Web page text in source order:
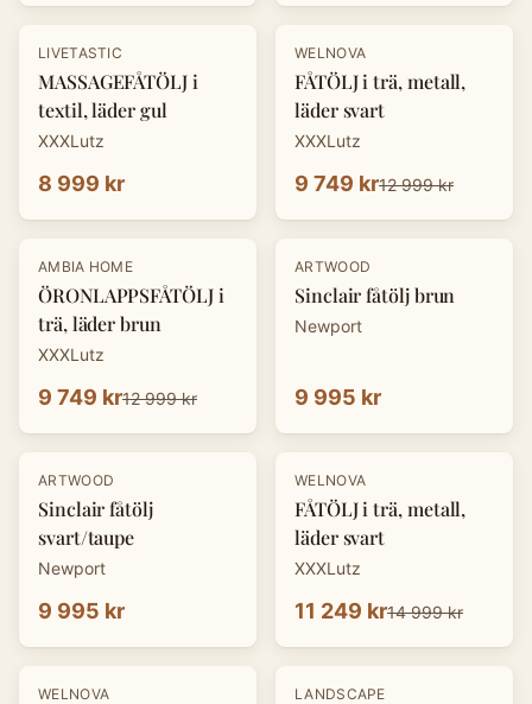
LIVETASTIC
MASSAGEFÅTÖLJ i
textil, läder gul
XXXLutz
8 999 kr
-25 %
WELNOVA
FÅTÖLJ i trä, metall,
läder svart
XXXLutz
9 749 kr12 999 kr
-25 %
AMBIA HOME
ÖRONLAPPSFÅTÖLJ i
trä, läder brun
XXXLutz
9 749 kr12 999 kr
ARTWOOD
Sinclair fåtölj brun
Newport
9 995 kr
ARTWOOD
Sinclair fåtölj
svart/taupe
Newport
9 995 kr
-25 %
WELNOVA
FÅTÖLJ i trä, metall,
läder svart
XXXLutz
11 249 kr14 999 kr
-25 %
WELNOVA - 25%
LANDSCAPE